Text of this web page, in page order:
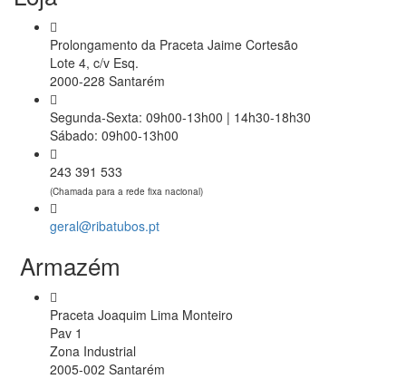
Prolongamento da Praceta Jaime Cortesão
Lote 4, c/v Esq.
2000-228 Santarém
Segunda-Sexta: 09h00-13h00 | 14h30-18h30
Sábado: 09h00-13h00
243 391 533
(Chamada para a rede fixa nacional)
geral@ribatubos.pt
Armazém
Praceta Joaquim Lima Monteiro
Pav 1
Zona Industrial
2005-002 Santarém